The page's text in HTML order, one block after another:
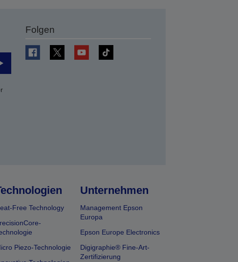
Folgen
Free Technology
Piezo-Technologie
Unternehmen
Management Epson
Europa
Epson Europe Electronics
Digigraphie® Fine-Art-
Zertifizierung